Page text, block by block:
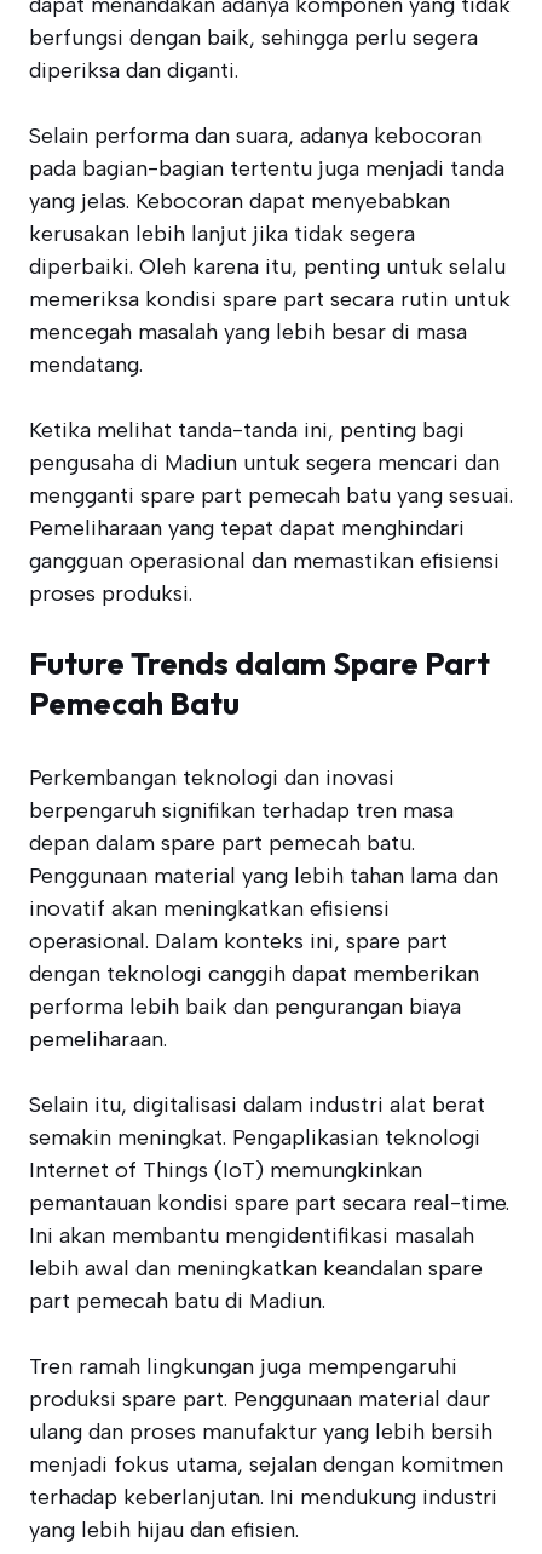
berfungsi dengan baik, sehingga perlu segera
diperiksa dan diganti.
Selain performa dan suara, adanya kebocoran
pada bagian-bagian tertentu juga menjadi tanda
yang jelas. Kebocoran dapat menyebabkan
kerusakan lebih lanjut jika tidak segera
diperbaiki. Oleh karena itu, penting untuk selalu
memeriksa kondisi spare part secara rutin untuk
mencegah masalah yang lebih besar di masa
mendatang.
Ketika melihat tanda-tanda ini, penting bagi
pengusaha di Madiun untuk segera mencari dan
mengganti spare part pemecah batu yang sesuai.
Pemeliharaan yang tepat dapat menghindari
gangguan operasional dan memastikan efisiensi
proses produksi.
Future Trends dalam Spare Part
Pemecah Batu
Perkembangan teknologi dan inovasi
berpengaruh signifikan terhadap tren masa
depan dalam spare part pemecah batu.
Penggunaan material yang lebih tahan lama dan
inovatif akan meningkatkan efisiensi
operasional. Dalam konteks ini, spare part
dengan teknologi canggih dapat memberikan
performa lebih baik dan pengurangan biaya
pemeliharaan.
Selain itu, digitalisasi dalam industri alat berat
semakin meningkat. Pengaplikasian teknologi
Internet of Things (IoT) memungkinkan
pemantauan kondisi spare part secara real-time.
Ini akan membantu mengidentifikasi masalah
lebih awal dan meningkatkan keandalan spare
part pemecah batu di Madiun.
Tren ramah lingkungan juga mempengaruhi
produksi spare part. Penggunaan material daur
ulang dan proses manufaktur yang lebih bersih
menjadi fokus utama, sejalan dengan komitmen
terhadap keberlanjutan. Ini mendukung industri
yang lebih hijau dan efisien.